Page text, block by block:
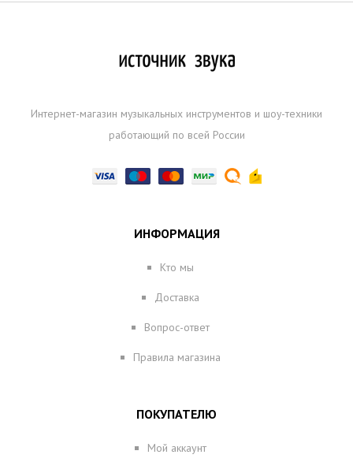
Интернет-магазин музыкальных инструментов и шоу-техники
работающий по всей России
ИНФОРМАЦИЯ
Кто мы
Доставка
Вопрос-ответ
Правила магазина
ПОКУПАТЕЛЮ
Мой аккаунт